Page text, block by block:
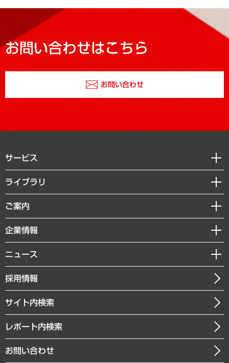
お問い合わせはこちら
お問い合わせ
サービス
経営戦略
組織・人事戦略
デジタルイノベーション
共生・ダイバーシティ
GRC（ガバナンス・リスク・コンプライアンス）・防災（政策）
経済・産業・雇用・労働
まちづくり・観光・交通・スポーツ・スマートシティ
自然資源・農林水産業・食料システム
ライブラリ
経済調査
レポート
コラム
経営用語集
受託・受注実績（官公庁関連）
メディア掲載・出演
ご案内
セミナー・イベント情報
MUFGビジネスセミナー
受託案件情報
企業情報
私たちの想い
社長メッセージ
会社概要
沿革
組織図・本部部室紹介
インドネシア現地法人
ニュース
ニュースリリース
お知らせ
採用情報
サイト内検索
レポート内検索
お問い合わせ